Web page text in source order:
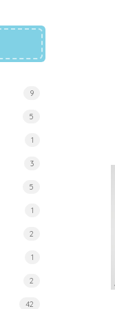
9
5
1
3
5
1
2
1
2
42